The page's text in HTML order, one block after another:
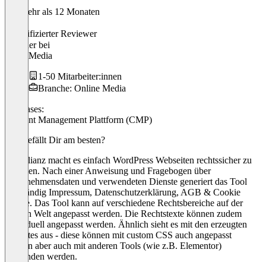
Vor mehr als 12 Monaten
Verifizierter Reviewer
Gründerbei
RylskiMedia
1-50 Mitarbeiter:innen
Branche: Online Media
Use cases:
Consent Management Plattform (CMP)
Was gefällt Dir am besten?
Complianz macht es einfach WordPress Webseiten rechtssicher zu
gestalten. Nach einer Anweisung und Fragebogen über
Unternehmensdaten und verwendeten Dienste generiert das Tool
selbständig Impressum, Datenschutzerklärung, AGB & Cookie
Notice. Das Tool kann auf verschiedene Rechtsbereiche auf der
ganzen Welt angepasst werden. Die Rechtstexte können zudem
individuell angepasst werden. Ähnlich sieht es mit den erzeugten
Websites aus - diese können mit custom CSS auch angepasst
werden aber auch mit anderen Tools (wie z.B. Elementor)
verbunden werden.